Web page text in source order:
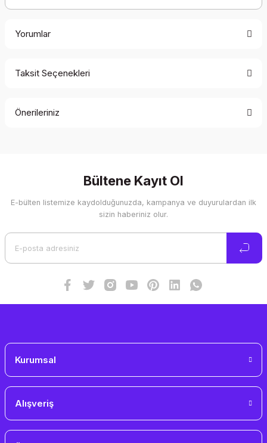
Yorumlar
Taksit Seçenekleri
Önerileriniz
Görüş ve önerileriniz için teşekkür ederiz.
Ürün resmi kalitesiz, bozuk veya görüntülenemiyor.
Bültene Kayıt Ol
E-bülten listemize kaydolduğunuzda, kampanya ve duyurulardan ilk
sizin haberiniz olur.
Kurumsal
Alışveriş